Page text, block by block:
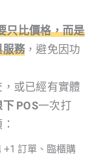
只比價格，而是
服務 ，避免因功
或已經有實體
POS一次打
+1 訂單、臨櫃購